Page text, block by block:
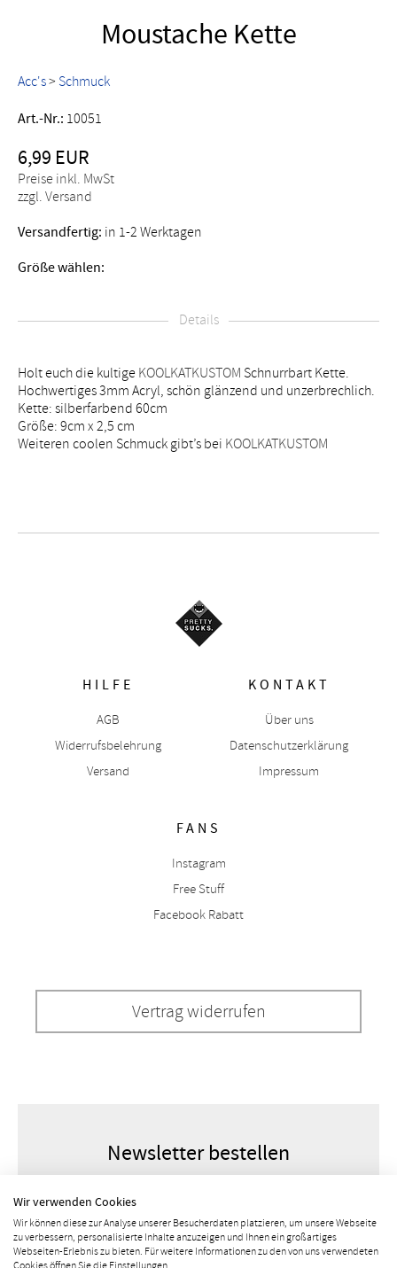
Moustache Kette
Acc's> Schmuck
Art.-Nr.: 10051
6,99 EUR
Preise inkl. MwSt
zzgl. Versand
Versandfertig: in 1-2 Werktagen
Größe wählen:
Details
Holt euch die kultige KOOLKATKUSTOM Schnurrbart Kette.
Hochwertiges 3mm Acryl, schön glänzend und unzerbrechlich.
Kette: silberfarbend 60cm
Größe: 9cm x 2,5 cm
Weiteren coolen Schmuck gibt’s bei KOOLKATKUSTOM
HILFE
AGB
Widerrufsbelehrung
Versand
KONTAKT
Über uns
Datenschutzerklärung
Impressum
FANS
Instagram
Free Stuff
Facebook Rabatt
Vertrag widerrufen
Newsletter bestellen
Wir verwenden Cookies
Wir können diese zur Analyse unserer Besucherdaten platzieren, um unsere Webseite
zu verbessern, personalisierte Inhalte anzuzeigen und Ihnen ein großartiges
Webseiten-Erlebnis zu bieten. Für weitere Informationen zu den von uns verwendeten